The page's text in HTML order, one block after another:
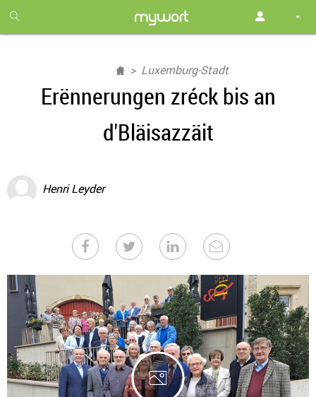
month
free
Luxemburg-Stadt
Erënnerungen zréck bis an
d'Bläisazzäit
Henri Leyder